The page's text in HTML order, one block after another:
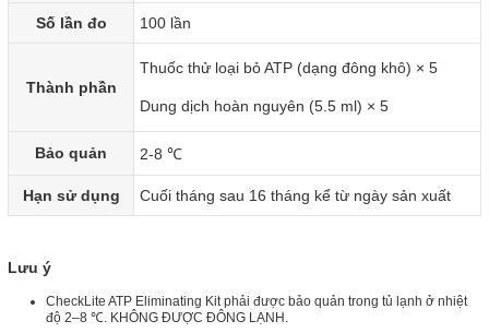
Số lần đo 100 lần
Thành phần
Thuốc thử loại bỏ ATP (dạng đông khô) × 5
Dung dịch hoàn nguyên (5.5 ml) × 5
Bảo quản 2-8 ℃
Hạn sử dụng Cuối tháng sau 16 tháng kể từ ngày sản xuất
Lưu ý
CheckLite ATP Eliminating Kit phải được bảo quản trong tủ lạnh ở nhiệt
độ 2–8 ℃. KHÔNG ĐƯỢC ĐÔNG LẠNH.